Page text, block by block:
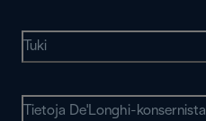
Tuki
Tietoja De'Longhi-konsernista